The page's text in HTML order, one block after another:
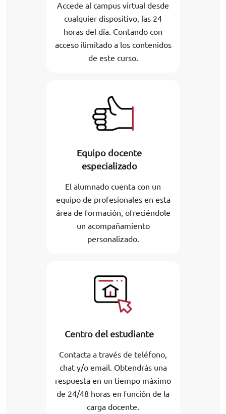
Accede al campus virtual desde
cualquier dispositivo, las 24
horas del día. Contando con
acceso ilimitado a los contenidos
de este curso.
Equipo docente
especializado
El alumnado cuenta con un
equipo de profesionales en esta
área de formación, ofreciéndole
un acompañamiento
personalizado.
Centro del estudiante
Contacta a través de teléfono,
chat y/o email. Obtendrás una
respuesta en un tiempo máximo
de 24/48 horas en función de la
carga docente.